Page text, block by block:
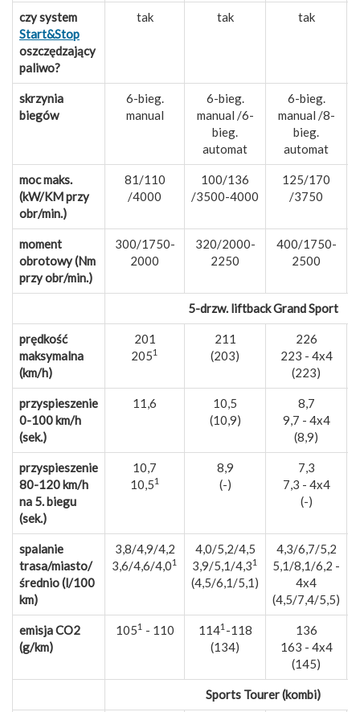
czy system
Start&Stop
oszczędzający
paliwo?
tak tak tak
skrzynia
biegów
6-bieg.
manual
6-bieg.
manual /6-
bieg.
automat
6-bieg.
manual /8-
bieg.
automat
moc maks.
(kW/KM przy
obr/min.)
81/110
/4000
100/136
/3500-4000
125/170
/3750
moment
obrotowy (Nm
przy obr/min.)
300/1750-
2000
320/2000-
2250
400/1750-
2500
5-drzw. liftback Grand Sport
prędkość
maksymalna
(km/h)
201
2051
211
(203)
226
223 - 4x4
(223)
przyspieszenie
0-100 km/h
(sek.)
11,6
10,5
(10,9)
8,7
9,7 - 4x4
(8,9)
przyspieszenie
80-120 km/h
na 5. biegu
(sek.)
10,7
10,51
8,9
(-)
7,3
7,3 - 4x4
(-)
spalanie
trasa/miasto/
średnio (l/100
km)
3,8/4,9/4,2
3,6/4,6/4,01
4,0/5,2/4,5
3,9/5,1/4,31
(4,5/6,1/5,1)
4,3/6,7/5,2
5,1/8,1/6,2 -
4x4
(4,5/7,4/5,5)
emisja CO2
(g/km)
1051 - 110 1141 -118
(134)
136
163 - 4x4
(145)
Sports Tourer (kombi)